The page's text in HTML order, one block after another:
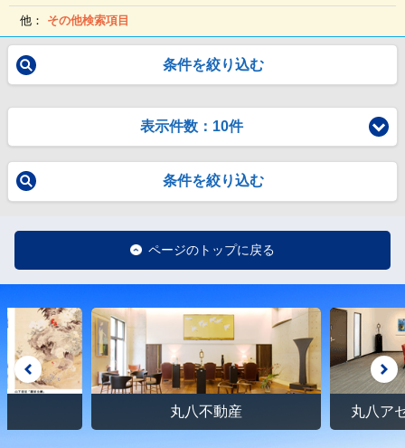
他： その他検索項目
条件を絞り込む
表示件数：10件
条件を絞り込む
ページのトップに戻る
丸八不動産 丸八ア